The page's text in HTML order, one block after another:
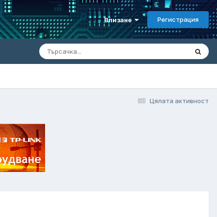
Влизане Регистрация
Цялата активност